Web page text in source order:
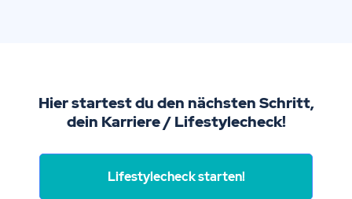
Hier startest du den nächsten Schritt,
dein Karriere / Lifestylecheck!
Lifestylecheck starten!